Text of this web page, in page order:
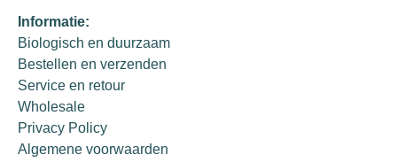
Informatie:
Biologisch en duurzaam
Bestellen en verzenden
Service en retour
Wholesale
Privacy Policy
Algemene voorwaarden